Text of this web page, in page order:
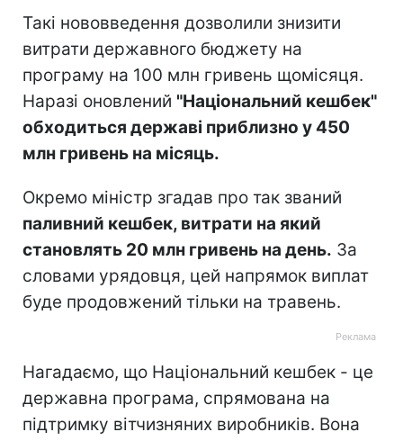
Такі нововведення дозволили знизити
витрати державного бюджету на
програму на 100 млн гривень щомісяця.
Наразі оновлений "Національний кешбек"
обходиться державі приблизно у 450
млн гривень на місяць.
Окремо міністр згадав про так званий
паливний кешбек, витрати на який
становлять 20 млн гривень на день. За
словами урядовця, цей напрямок виплат
буде продовжений тільки на травень.
Нагадаємо, що Національний кешбек - це
державна програма, спрямована на
підтримку вітчизняних виробників. Вона